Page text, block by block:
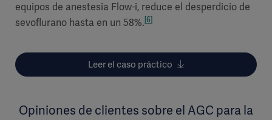
equipos de anestesia Flow-i, reduce el desperdicio de
sevoflurano hasta en un 58%.[6]
Leer el caso práctico
Opiniones de clientes sobre el AGC para la